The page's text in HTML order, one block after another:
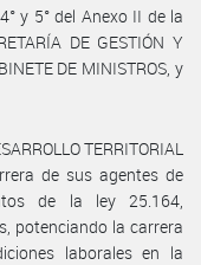
y 5° del Anexo II de la
DE GESTIÓN Y
DE MINISTROS, y
TERRITORIAL
de sus agentes de
de la ley 25.164,
potenciando la carrera
laborales en la